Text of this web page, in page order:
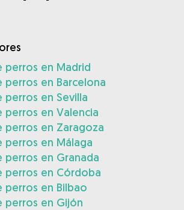
perros en Madrid
perros en Barcelona
perros en Sevilla
perros en Valencia
perros en Zaragoza
perros en Málaga
perros en Granada
perros en Córdoba
perros en Bilbao
perros en Gijón